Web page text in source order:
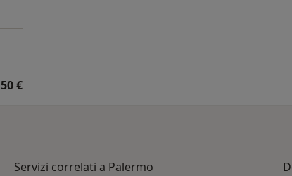
50 €
Servizi correlati a Palermo